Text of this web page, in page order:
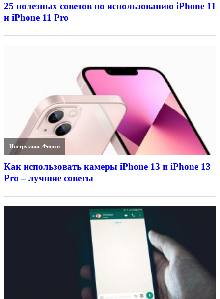
25 полезных советов по использованию iPhone 11
и iPhone 11 Pro
Инструкции,Фишки
Как использовать камеры iPhone 13 и iPhone 13
Pro – лучшие советы